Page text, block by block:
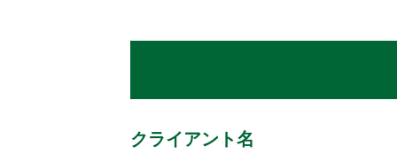
クライアント名